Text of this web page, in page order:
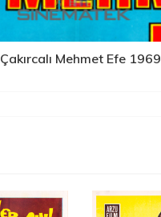
Çakırcalı Mehmet Efe 1969